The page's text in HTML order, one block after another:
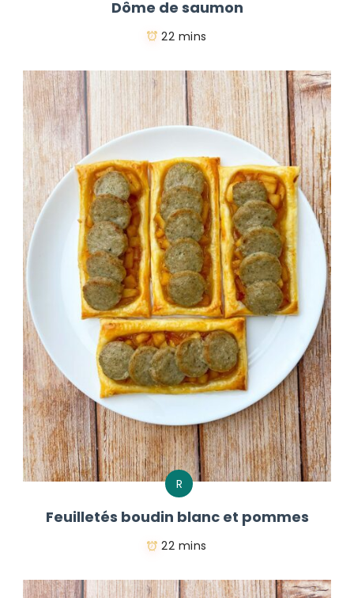
Dôme de saumon
22 mins
R
Feuilletés boudin blanc et pommes
22 mins